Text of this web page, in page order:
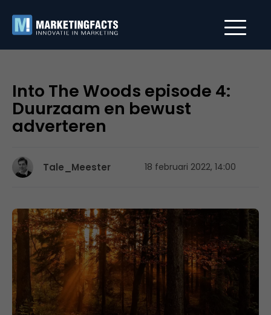
Into The Woods episode 4:
Duurzaam en bewust
adverteren
Tale_Meester 18 februari 2022, 14:00